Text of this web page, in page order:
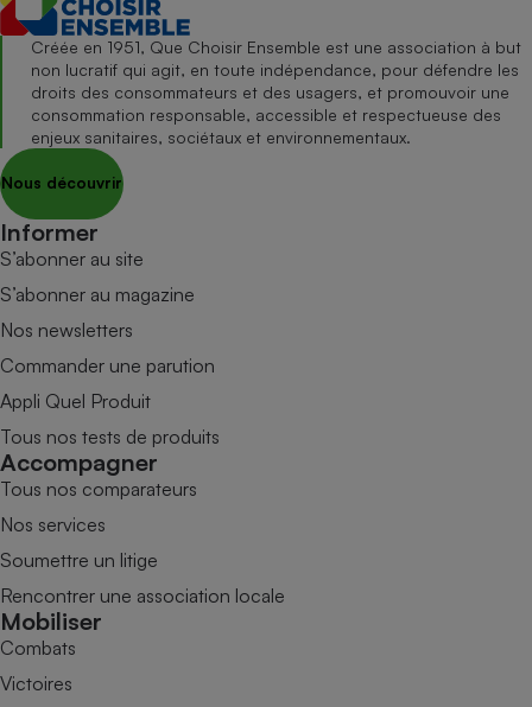
Créée en 1951, Que Choisir Ensemble est une association à but
non lucratif qui agit, en toute indépendance, pour défendre les
droits des consommateurs et des usagers, et promouvoir une
consommation responsable, accessible et respectueuse des
enjeux sanitaires, sociétaux et environnementaux.
Nous découvrir
Informer
S’abonner au site
S’abonner au magazine
Nos newsletters
Commander une parution
Appli Quel Produit
Tous nos tests de produits
Accompagner
Tous nos comparateurs
Nos services
Soumettre un litige
Rencontrer une association locale
Mobiliser
Combats
Victoires